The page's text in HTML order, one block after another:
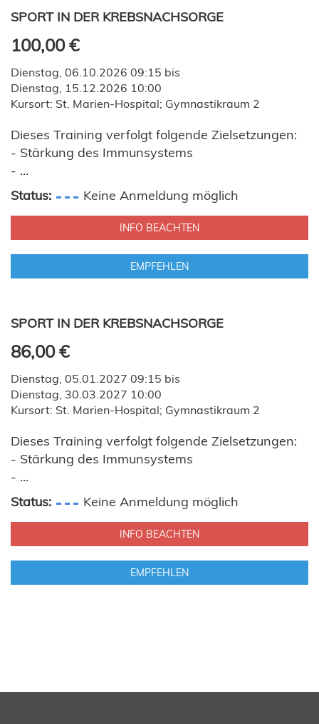
SPORT IN DER KREBSNACHSORGE
100,00 €
Dienstag, 06.10.2026 09:15 bis
Dienstag, 15.12.2026 10:00
Kursort: St. Marien-Hospital; Gymnastikraum 2
Dieses Training verfolgt folgende Zielsetzungen:
- Stärkung des Immunsystems
- ...
Status:
Keine Anmeldung möglich
INFO BEACHTEN
EMPFEHLEN
SPORT IN DER KREBSNACHSORGE
86,00 €
Dienstag, 05.01.2027 09:15 bis
Dienstag, 30.03.2027 10:00
Kursort: St. Marien-Hospital; Gymnastikraum 2
Dieses Training verfolgt folgende Zielsetzungen:
- Stärkung des Immunsystems
- ...
Status:
Keine Anmeldung möglich
INFO BEACHTEN
EMPFEHLEN